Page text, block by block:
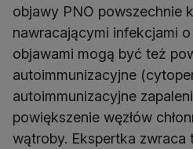
objawy PNO powszechnie
nawracającymi infekcjami
objawami mogą być też
autoimmunizacyjne
autoimmunizacyjne
powiększenie węzłów
wątroby. Ekspertka zwraca